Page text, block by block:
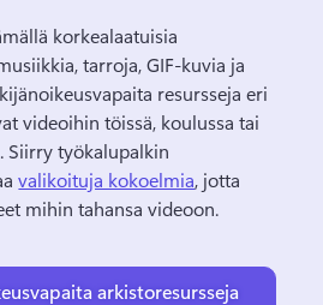
korkealaatuisia
tarroja, GIF-kuvia ja
resursseja eri
videoihin töissä, koulussa tai
Siirry työkalupalkin
valikoituja kokoelmia, jotta
mihin tahansa videoon.
arkistoresursseja